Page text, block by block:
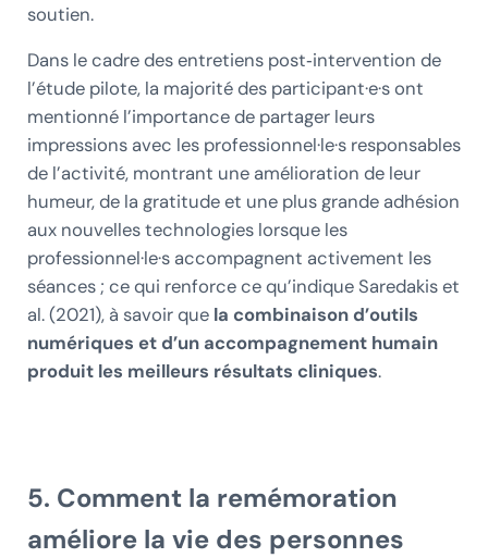
soutien.
Dans le cadre des entretiens post‑intervention de
l’étude pilote, la majorité des participant·e·s ont
mentionné l’importance de partager leurs
impressions avec les professionnel·le·s responsables
de l’activité, montrant une amélioration de leur
humeur, de la gratitude et une plus grande adhésion
aux nouvelles technologies lorsque les
professionnel·le·s accompagnent activement les
séances ; ce qui renforce ce qu’indique Saredakis et
al. (2021), à savoir que la combinaison d’outils
numériques et d’un accompagnement humain
produit les meilleurs résultats cliniques.
5. Comment la remémoration
améliore la vie des personnes